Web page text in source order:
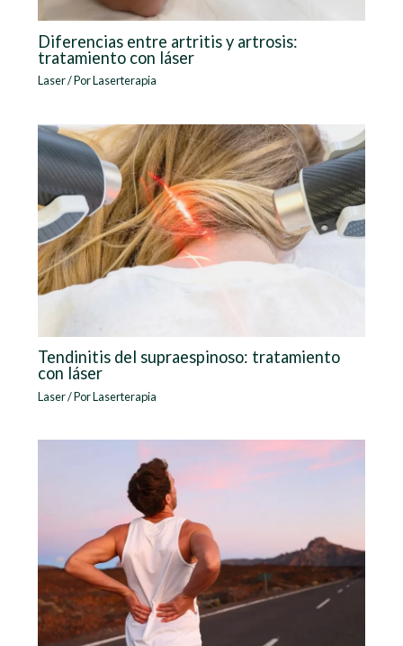
Diferencias entre artritis y artrosis:
tratamiento con láser
Laser/ PorLaserterapia
Tendinitis del supraespinoso: tratamiento
con láser
Laser/ PorLaserterapia